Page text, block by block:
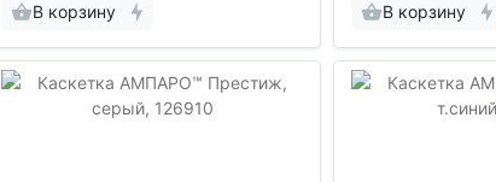
В корзину В корзину